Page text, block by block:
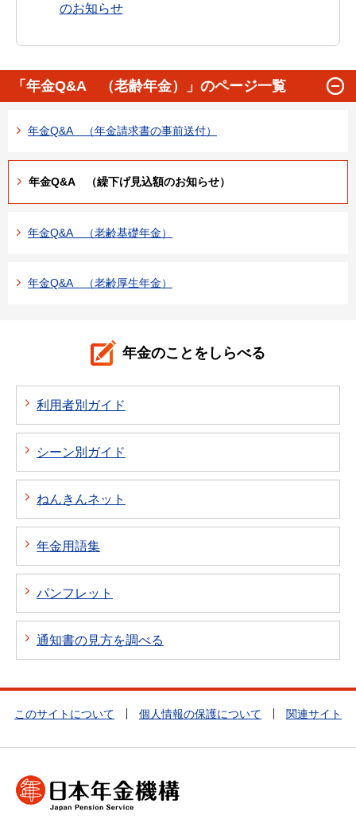
のお知らせ
「年金Q&A （老齢年金）」のページ一覧
年金Q&A （年金請求書の事前送付）
年金Q&A （繰下げ見込額のお知らせ）
年金Q&A （老齢基礎年金）
年金Q&A （老齢厚生年金）
年金のことをしらべる
利用者別ガイド
シーン別ガイド
ねんきんネット
年金用語集
パンフレット
通知書の見方を調べる
このサイトについて 個人情報の保護について 関連サイト